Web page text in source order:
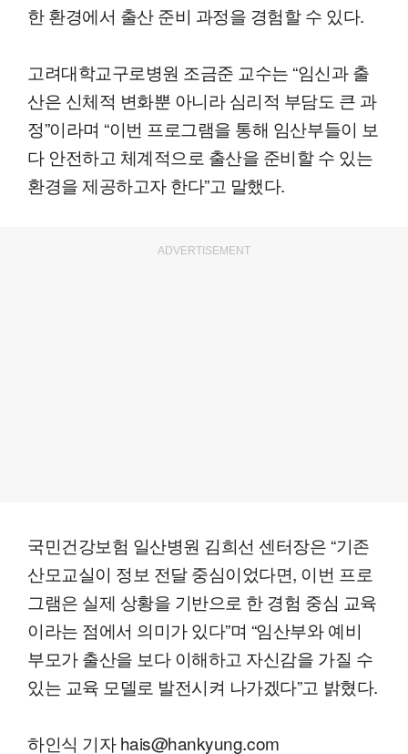
한 환경에서 출산 준비 과정을 경험할 수 있다.
고려대학교구로병원 조금준 교수는 “임신과 출
산은 신체적 변화뿐 아니라 심리적 부담도 큰 과
정”이라며 “이번 프로그램을 통해 임산부들이 보
다 안전하고 체계적으로 출산을 준비할 수 있는
환경을 제공하고자 한다”고 말했다.
ADVERTISEMENT
국민건강보험 일산병원 김희선 센터장은 “기존
산모교실이 정보 전달 중심이었다면, 이번 프로
그램은 실제 상황을 기반으로 한 경험 중심 교육
이라는 점에서 의미가 있다”며 “임산부와 예비
부모가 출산을 보다 이해하고 자신감을 가질 수
있는 교육 모델로 발전시켜 나가겠다”고 밝혔다.
하인식 기자 hais@hankyung.com